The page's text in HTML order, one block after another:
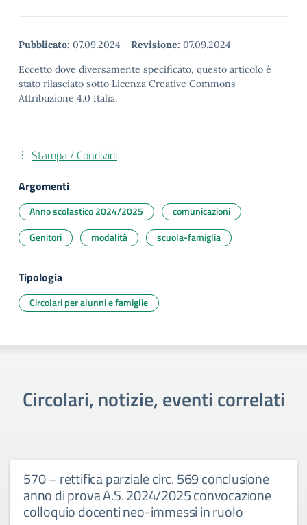
Pubblicato: 07.09.2024 - Revisione: 07.09.2024
Eccetto dove diversamente specificato, questo articolo è
stato rilasciato sotto Licenza Creative Commons
Attribuzione 4.0 Italia.
Stampa / Condividi
Argomenti
Anno scolastico 2024/2025
comunicazioni
Genitori
modalità scuola-famiglia
Tipologia
Circolari per alunni e famiglie
Circolari, notizie, eventi correlati
570 – rettifica parziale circ. 569 conclusione
anno di prova A.S. 2024/2025 convocazione
colloquio docenti neo-immessi in ruolo